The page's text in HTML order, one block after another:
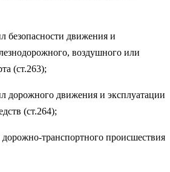
безопасности движения и
воздушного или
(ст.263);
дорожного движения и эксплуатации
(ст.264);
дорожно-транспортного происшествия